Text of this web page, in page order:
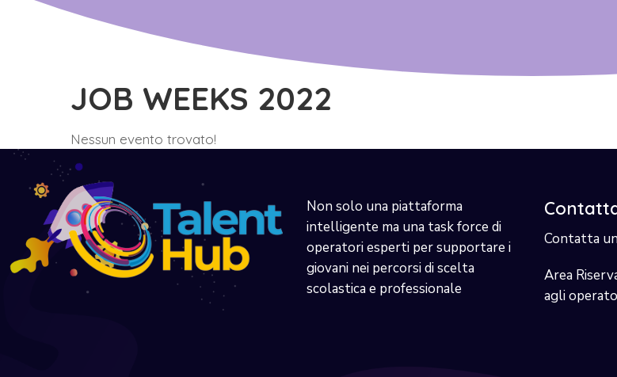
JOB WEEKS 2022
Nessun evento trovato!
Non solo una piattaforma
intelligente ma una task force di
operatori esperti per supportare i
giovani nei percorsi di scelta
scolastica e professionale
Contatta
Area
agli